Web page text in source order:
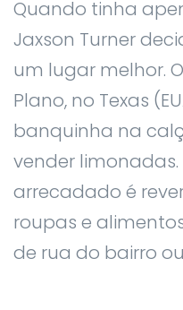
Quando tinha
Jaxson Turner
um lugar melhor.
Plano, no Texas
banquinha na
vender
arrecadado é
roupas e
de rua do bairro